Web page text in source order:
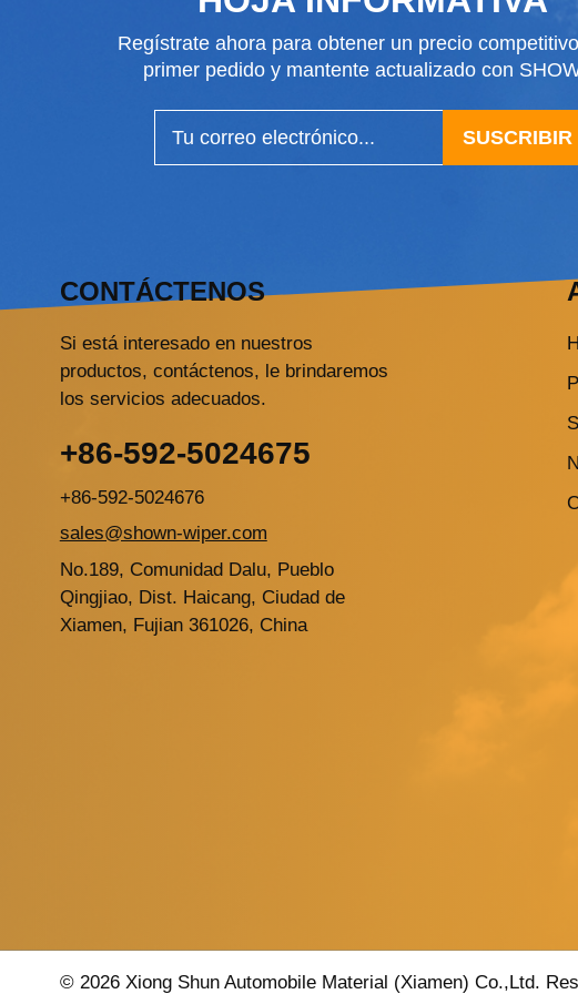
Regístrate ahora para obtener un precio
primer pedido y mantente actualizado con
SUSCRIBIR
CONTÁCTENOS
Si está interesado en nuestros
productos, contáctenos, le brindaremos
los servicios adecuados.
+86-592-5024675
+86-592-5024676
sales@shown-wiper.com
No.189, Comunidad Dalu, Pueblo
Qingjiao, Dist. Haicang, Ciudad de
Xiamen, Fujian 361026, China
© 2026 Xiong Shun Automobile Material (Xiamen) Co.,Ltd.